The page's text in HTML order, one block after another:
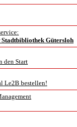
Stadtbibliothek Gütersloh
den Start
Le2B bestellen!